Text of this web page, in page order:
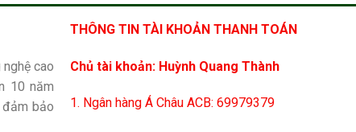
cao
10 năm
bảo
THÔNG TIN TÀI KHOẢN THANH TOÁN
Chủ tài khoản: Huỳnh Quang Thành
1. Ngân hàng Á Châu ACB: 69979379